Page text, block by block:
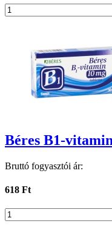
Béres B1-
Bruttó fogyasztói ár:
618 Ft